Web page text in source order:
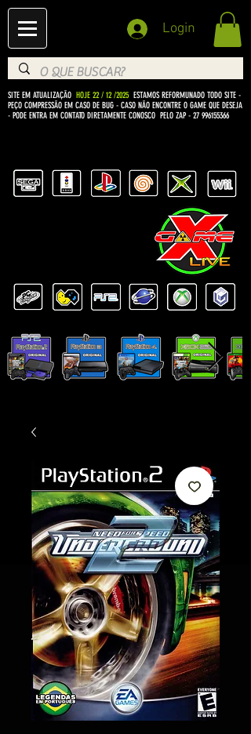
Login
SITE EM ATUALIZAÇÃO HOJE 22 / 12 /2025 ESTAMOS REFORMUNADO TODO SITE -
PEÇO COMPRESSÃO EM CASO DE BUG - CASO NÃO ENCONTRE O GAME QUE DESEJA
- PODE ENTRA EM CONTATO DIRETAMENTE CONOSCO PELO ZAP - 27 996155366